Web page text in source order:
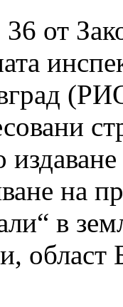
от
на
в
област